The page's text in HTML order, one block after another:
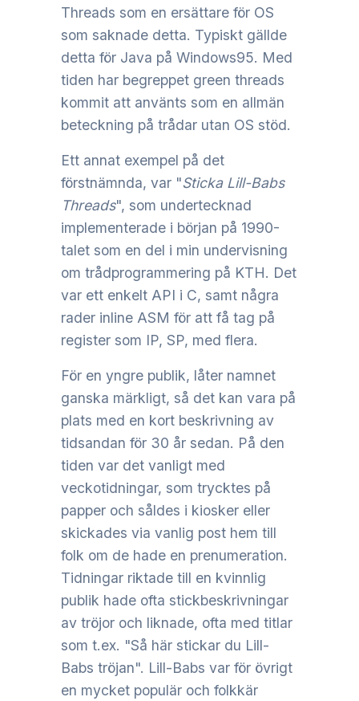
Threads som en ersättare för OS
som saknade detta. Typiskt gällde
detta för Java på Windows95. Med
tiden har begreppet green threads
kommit att använts som en allmän
beteckning på trådar utan OS stöd.
Ett annat exempel på det
förstnämnda, var "Sticka Lill-Babs
Threads", som undertecknad
implementerade i början på 1990-
talet som en del i min undervisning
om trådprogrammering på KTH. Det
var ett enkelt API i C, samt några
rader inline ASM för att få tag på
register som IP, SP, med flera.
För en yngre publik, låter namnet
ganska märkligt, så det kan vara på
plats med en kort beskrivning av
tidsandan för 30 år sedan. På den
tiden var det vanligt med
veckotidningar, som trycktes på
papper och såldes i kiosker eller
skickades via vanlig post hem till
folk om de hade en prenumeration.
Tidningar riktade till en kvinnlig
publik hade ofta stickbeskrivningar
av tröjor och liknade, ofta med titlar
som t.ex. "Så här stickar du Lill-
Babs tröjan". Lill-Babs var för övrigt
en mycket populär och folkkär